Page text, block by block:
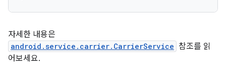
자세한 내용은
android.service.carrier.CarrierService 참조를 읽
어보세요.